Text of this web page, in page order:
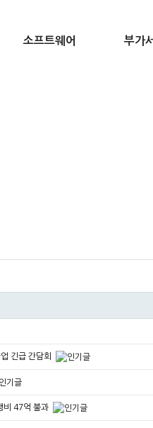
소프트웨어 부가
긴급 간담회
비 47억 불과